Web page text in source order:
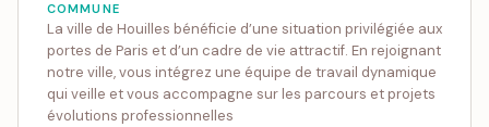
COMMUNE
La ville de Houilles bénéficie d’une situation privilégiée aux
portes de Paris et d’un cadre de vie attractif. En rejoignant
notre ville, vous intégrez une équipe de travail dynamique
qui veille et vous accompagne sur les parcours et projets
évolutions professionnelles